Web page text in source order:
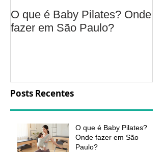
O que é Baby Pilates? Onde
fazer em São Paulo?
Posts Recentes
O que é Baby Pilates?
Onde fazer em São
Paulo?